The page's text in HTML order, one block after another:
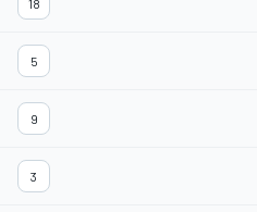
18
5
9
3